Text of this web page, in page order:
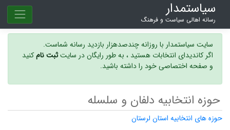
سیاستمدار
رسانه اهالی سیاست و فرهنگ
سایت سیاستمدار با روزانه چندصدهزار بازدید رسانه شماست.
اگر کاندیدای انتخابات هستید ، به طور رایگان در سایتثبت نامکنید
و صفحه اختصاصی خود را داشته باشید.
حوزه انتخابیه دلفان و سلسله
حوزه های انتخابیه استان لرستان